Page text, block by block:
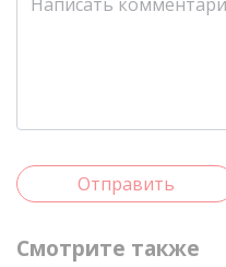
Отправить
Смотрите также